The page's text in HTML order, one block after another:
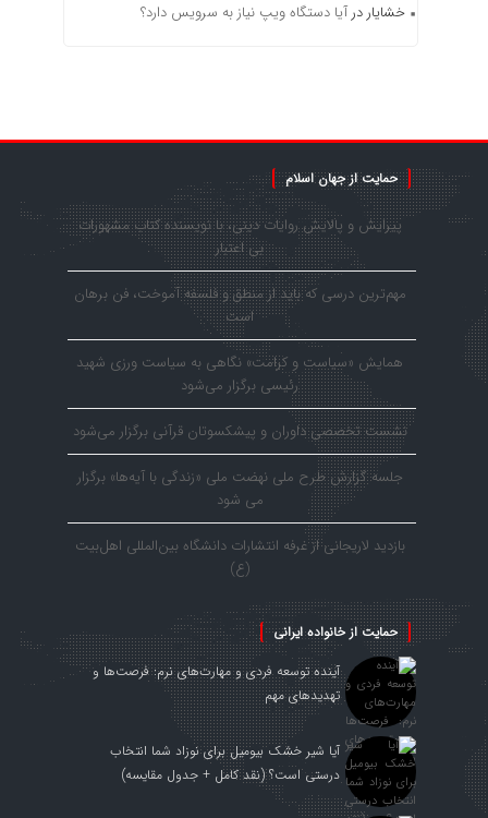
خشایار در آیا دستگاه ویپ نیاز به سرویس دارد؟
حمایت از جهان اسلام
پیرایش و پالایش روایات دینی، با نویسنده کتاب مشهورات
بی اعتبار
مهم‌ترین درسی که باید از منطق و فلسفه آموخت، فن برهان
است
همایش «سیاست و کرامت» نگاهی به سیاست ورزی شهید
رئیسی برگزار می‌شود
نشست تخصصی داوران و پیشکسوتان قرآنی برگزار می‌شود
جلسه گزارش طرح ملی نهضت ملی «زندگی با آیه‌ها» برگزار
می شود
بازدید لاریجانی از غرفه انتشارات دانشگاه بین‌المللی اهل‌بیت
(ع)
حمایت از خانواده ایرانی
آینده توسعه فردی و مهارت‌های نرم: فرصت‌ها و
تهدیدهای مهم
آیا شیر خشک بیومیل برای نوزاد شما انتخاب
درستی است؟ (نقد کامل + جدول مقایسه)